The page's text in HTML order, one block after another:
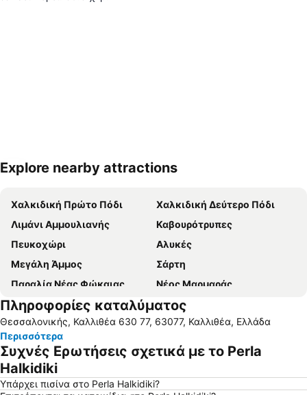
Ανάπτυξη χάρτη
Explore nearby attractions
Χαλκιδική Πρώτο Πόδι
Χαλκιδική Δεύτερο Πόδι
Λιμάνι Αμμουλιανής
Καβουρότρυπες
Πευκοχώρι
Αλυκές
Μεγάλη Άμμος
Σάρτη
Παραλία Νέας Φώκαιας
Νέος Μαρμαράς
Νέα Ποτίδαια
Νικήτη
Τριστινίκα
Αγιος Γεώργιος
Πόρτο Καρράς 1
Πολύχρονο
Καρύδι
Καλλιθέα
Loutra
Πληροφορίες καταλύματος
Θεσσαλονικής, Καλλιθέα 630 77, 63077, Καλλιθέα, Ελλάδα
Περισσότερα
Συχνές Ερωτήσεις σχετικά με το Perla
Halkidiki
Υπάρχει πισίνα στο Perla Halkidiki?